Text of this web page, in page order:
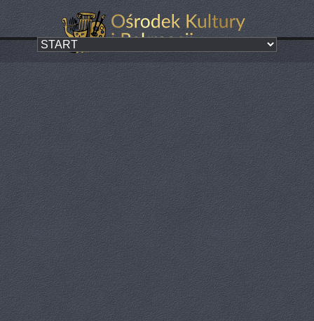
Dywany kwiatowe
Kategoria: ZA NAMI
Dywany kwiatowe - niezwykle oryginalna artystyczna oprawa święta
Bożego Ciała. Na paczkowskim rynku już po raz szósty powstał
przepiękny dywan kwiatowy przygotowany przez: Paczkowski
Uniwersytet III Wieku, Samodzielne Koło Gospodyń Kamienica, Klub
Seniora, Dzienny Dom Senior +, Stowarzyszenie na Rzecz Rozwoju
Wsi Stary Paczków, Koło Gospodyń Wiejskich "Motyle Gościc", SKON
"Więź". Ta wyjątkowa tradycja na stałe jest już wpisana do kalendarza
wydarzeń kulturalnych naszej gminy. Wszystkim bardzo pięknie
dziękujemy!
Zapraszamy do obejrzenia fotorelacji